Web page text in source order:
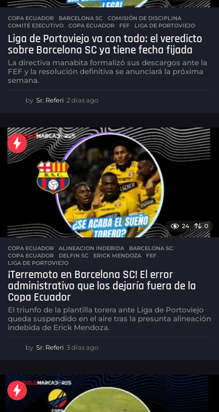
COPA ECUADOR BARCELONA SC ,COMISIÓN DE DISCIPLINA
COMITÉ EJECUTIVO
,COPA ECUADOR ,FEF ,LIGA DE PORTOVIEJO
Liga de Portoviejo va con todo: el veredicto
sobre Barcelona SC ya tiene fecha fijada
La directiva manabita formalizó sus descargos ante la
FEF y la resolución definitiva se anunciará la próxima
semana.
by Sr. Referi 2 días ago
a
s
g
24 0
COPA ECUADOR ALINEACION INDEBIDA ,BARCELONA SC
COPA ECUADOR
,DELFIN SC ,ERICK MENDOZA ,FEF
LIGA DE PORTOVIEJO
¡Terremoto en Barcelona SC! El error
administrativo que los dejaría fuera de la
Copa Ecuador
El triunfo de la plantilla torera ante Liga de Portoviejo
queda suspendido en el aire tras la presunta alineación
indebida de Erick Mendoza.
by Sr. Referi 3 días ago
a
s